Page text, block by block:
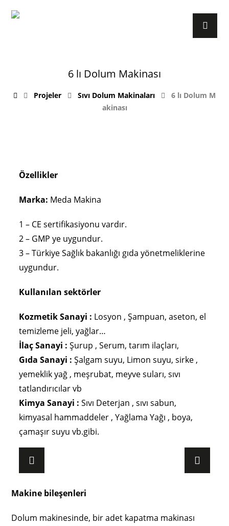
6 lı Dolum Makinası
Projeler Sıvı Dolum Makinaları
6 lı Dolum M
akinası
Özellikler
Marka: Meda Makina
1 – CE sertifikasiyonu vardır.
2 – GMP ye uygundur.
3 – Türkiye Sağlık bakanlığı gıda yönetmeliklerine
uygundur.
Kullanılan sektörler
Kozmetik Sanayi : Losyon , Şampuan, aseton, el
temizleme jeli, yağlar…
İlaç Sanayi : Şurup , Serum, tarım ilaçları,
Gıda Sanayi : Şalgam suyu, Limon suyu, sirke ,
yemeklik yağ , meşrubat, meyve suları, sıvı
tatlandırıcılar vb
Kimya Sanayi : Sıvı Deterjan , sıvı sabun,
kimyasal hammaddeler , Yağlama Yağı , boya,
çamaşır suyu vb.gibi.
Makine bileşenleri
Dolum makinesinde, bir adet kapatma makinası